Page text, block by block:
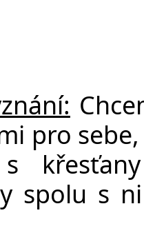
pro
s
spolu s